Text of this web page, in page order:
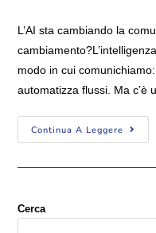
L’AI sta cambiando la
modo in cui
automatizza flussi. Ma
Continua A Leggere
Cerca